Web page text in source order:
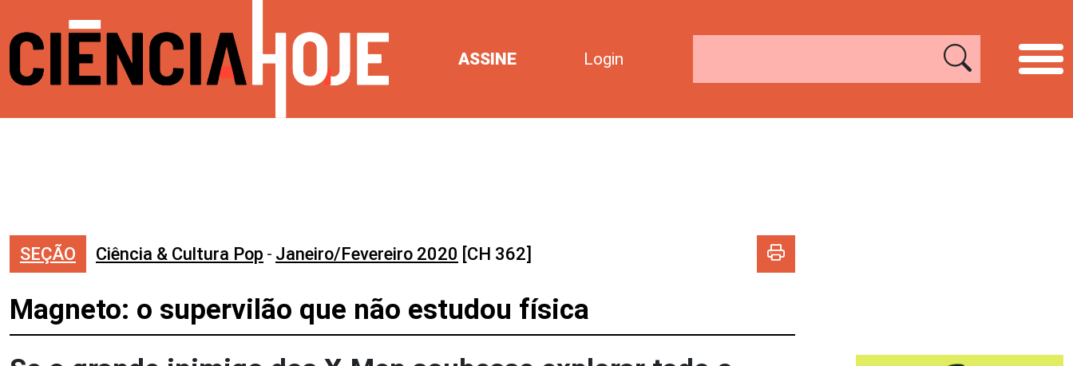
ASSINE Login
SEÇÃO Ciência & Cultura Pop - Janeiro/Fevereiro 2020 [CH 362]
Magneto: o supervilão que não estudou física